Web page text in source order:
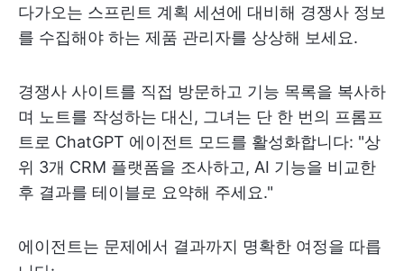
다가오는 스프린트 계획 세션에 대비해 경쟁사 정보
를 수집해야 하는 제품 관리자를 상상해 보세요.
경쟁사 사이트를 직접 방문하고 기능 목록을 복사하
며 노트를 작성하는 대신, 그녀는 단 한 번의 프롬프
트로 ChatGPT 에이전트 모드를 활성화합니다: "상
위 3개 CRM 플랫폼을 조사하고, AI 기능을 비교한
후 결과를 테이블로 요약해 주세요."
에이전트는 문제에서 결과까지 명확한 여정을 따릅